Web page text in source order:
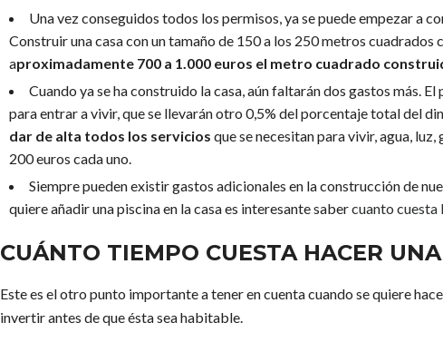
Una vez conseguidos todos los permisos, ya se puede empezar a
Construir una casa con un tamaño de 150 a los 250 metros cuadrados
aproximadamente 700 a 1.000 euros el metro cuadrado
Cuando ya se ha construido la casa, aún faltarán dos gastos más. El
para entrar a vivir, que se llevarán otro 0,5% del porcentaje total del
dar de alta todos los servicios que se necesitan para vivir, agua,
200 euros cada uno.
Siempre pueden existir gastos adicionales en la construcción de
quiere añadir una piscina en la casa es interesante sabercuanto cuesta
CUÁNTO TIEMPO CUESTA HACER
Este es el otro punto importante a tener en cuenta cuando se quiere
invertir antes de que ésta sea habitable.